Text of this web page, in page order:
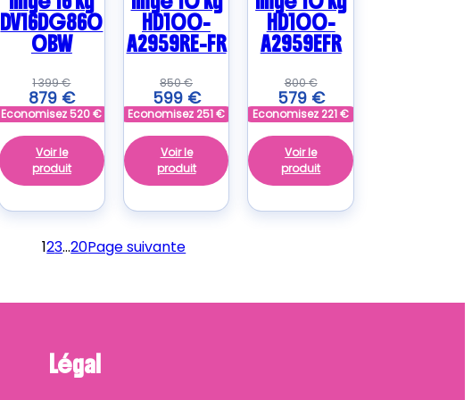
DV16DG860
0BW
1 399€
879 €
Economisez520€
Voir le
produit
HD100-
A2959RE-FR
850€
599 €
Economisez251€
Voir le
produit
HD100-
A2959EFR
800€
579 €
Economisez221€
Voir le
produit
123…20Page suivante
Légal